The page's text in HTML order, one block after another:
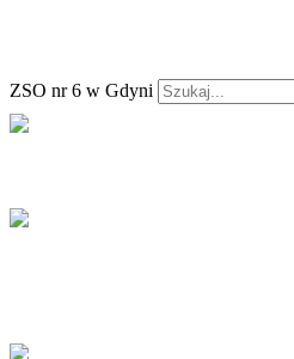
ZSO nr 6 w Gdyni